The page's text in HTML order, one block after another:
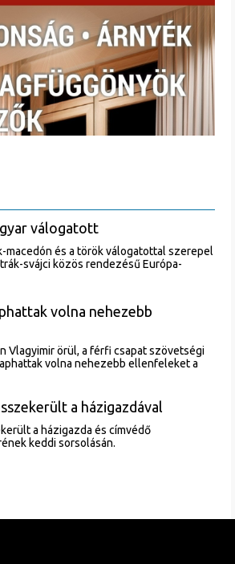
válogatott
macedón és a török válogatottal szerepel
svájci közös rendezésű Európa-
volna nehezebb
Vlagyimir örül, a férfi csapat szövetségi
volna nehezebb ellenfeleket a
a házigazdával
a házigazda és címvédő
keddi sorsolásán.